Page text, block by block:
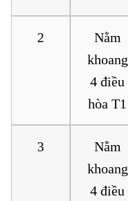
2
Nằm
khoang
4 điều
hòa T1
3
Nằm
khoang
4 điều